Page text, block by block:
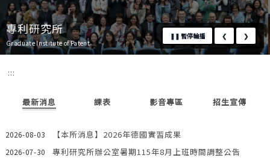
❚❚ 暫停輪播 ❮ ❯
專利研究所
Graduate Institute of Patent
:::
最新消息 課表 影音專區 招生宣傳
2026-08-03 【本所消息】2026年德國實習成果
2026-07-30 專利研究所辦公室暑期115年8月上班時間調整公告